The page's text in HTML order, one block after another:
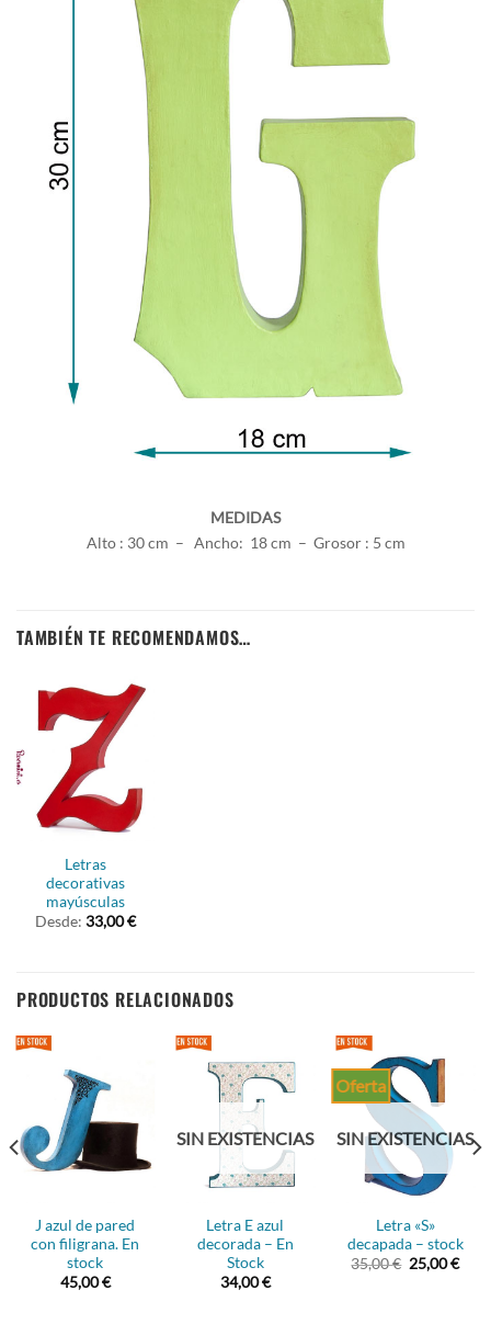
MEDIDAS
Alto : 30 cm – Ancho: 18 cm – Grosor : 5 cm
TAMBIÉN TE RECOMENDAMOS…
Letras
decorativas
mayúsculas
Desde: 33,00€
PRODUCTOS RELACIONADOS
J azul de pared
con filigrana. En
stock
45,00€
SIN EXISTENCIAS
Letra E azul
decorada – En
Stock
34,00€
Oferta
SIN EXISTENCIAS
Letra «S»
decapada – stock
35,00€ El
precio
25,00€El